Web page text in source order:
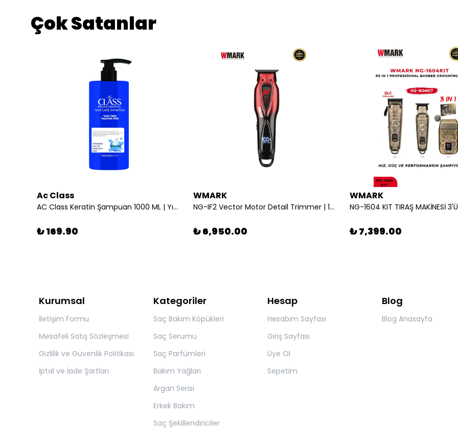
Çok Satanlar
Ac Class
AC Class Keratin Şampuan 1000 ML | Yıpranmış Saçlar için Yoğun Bakım
₺ 169.90
WMARK
NG-IF2 Vector Motor Detail Trimmer | 10000 RPM, DLC T-Bıçak, 150 dk Kablosuz Kullanım
₺ 6,950.00
WMARK
₺ 7,399.00
Kurumsal
İletişim Formu
Mesafeli Satış Sözleşmesi
Gizlilik ve Güvenlik Politikası
İptal ve İade Şartları
Kategoriler
Saç Bakım Köpükleri
Saç Serumu
Saç Parfümleri
Bakım Yağları
Argan Serisi
Erkek Bakım
Saç Şekillendiriciler
Hesap
Hesabım Sayfası
Giriş Sayfası
Üye Ol
Sepetim
Blog
Blog Anasayfa